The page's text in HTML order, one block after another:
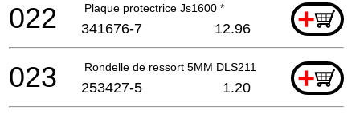
Plaque protectrice Js1600 * +
022 341676-7 12.96
Rondelle de ressort 5MM DLS211 +
023 253427-5 1.20